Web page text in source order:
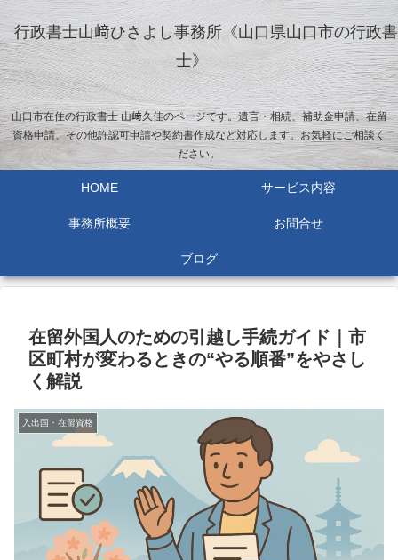
行政書士山﨑ひさよし事務所《山口県山口市の行政書
士》
山口市在住の行政書士 山﨑久佳のページです。遺言・相続、補助金申請、在留
資格申請、その他許認可申請や契約書作成など対応します。お気軽にご相談く
ださい。
HOME サービス内容
事務所概要 お問合せ
ブログ
在留外国人のための引越し手続ガイド｜市
区町村が変わるときの“やる順番”をやさし
く解説
入出国・在留資格